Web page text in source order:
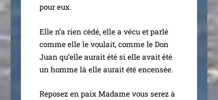
pour eux.
Elle n’a rien cédé, elle a vécu et par­lé
comme elle le vou­lait, comme le Don
Juan qu’elle aurait été si elle avait été
un homme là elle aurait été encensée.
Reposez en paix Madame vous serez à